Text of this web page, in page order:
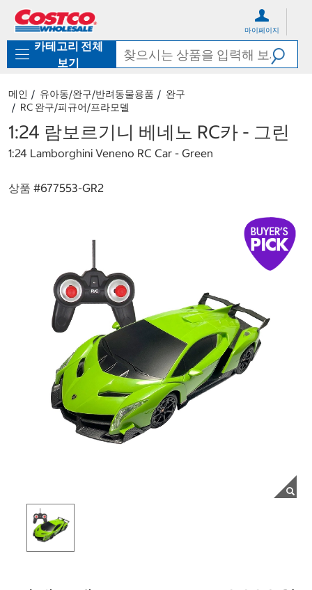
로
기
가
마이페이지
카테고리 전체
보기
메인 유아동/완구/반려동물용품
완구
RC 완구/피규어/프라모델
1:24 람보르기니 베네노 RC카 - 그린
1:24 Lamborghini Veneno RC Car - Green
상품 #677553-GR2